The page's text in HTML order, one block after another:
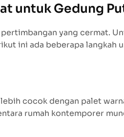
untuk Gedung
yang cermat.
ini ada beberapa langkah
cocok dengan palet
rumah kontemporer